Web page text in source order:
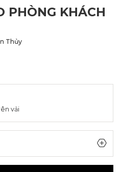
PHÒNG KHÁCH
Thủy
vải